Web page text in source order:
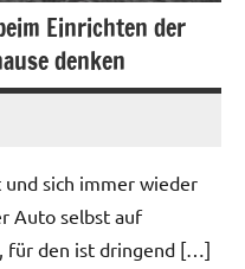
Einrichten der
denken
sich immer wieder
Auto selbst auf
für den ist dringend […]